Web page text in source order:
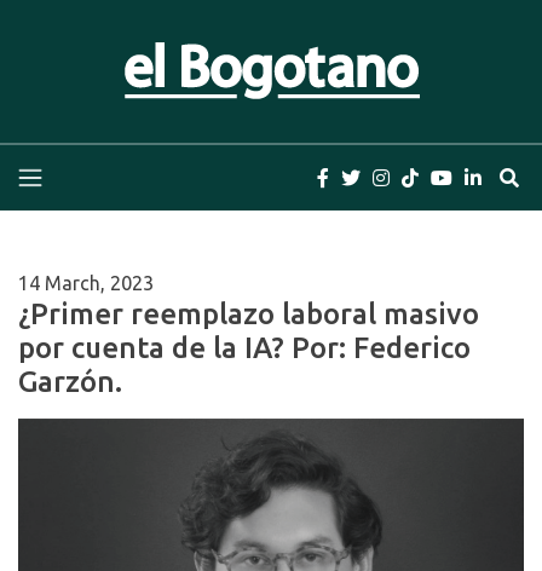
Periódico el Bogotano de la Casa Editorial el
Investigación, Cuentos y Libros
14 March, 2023
¿Primer reemplazo laboral masivo
por cuenta de la IA? Por: Federico
Garzón.